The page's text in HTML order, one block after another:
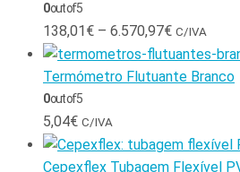
0out of 5
138,01€ – 6.570,97€ C/IVA
Termómetro Flutuante Branco
0out of 5
5,04€ C/IVA
Cepexflex Tubagem Flexível